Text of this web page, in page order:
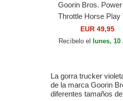
Goorin Bros.
Throttle Horse Play
Farm Navy Blue
Trucker Hat
EUR 49,95
Recíbelo el lunes, 10
La gorra trucker
de la marca Goorin
diferentes tamaños